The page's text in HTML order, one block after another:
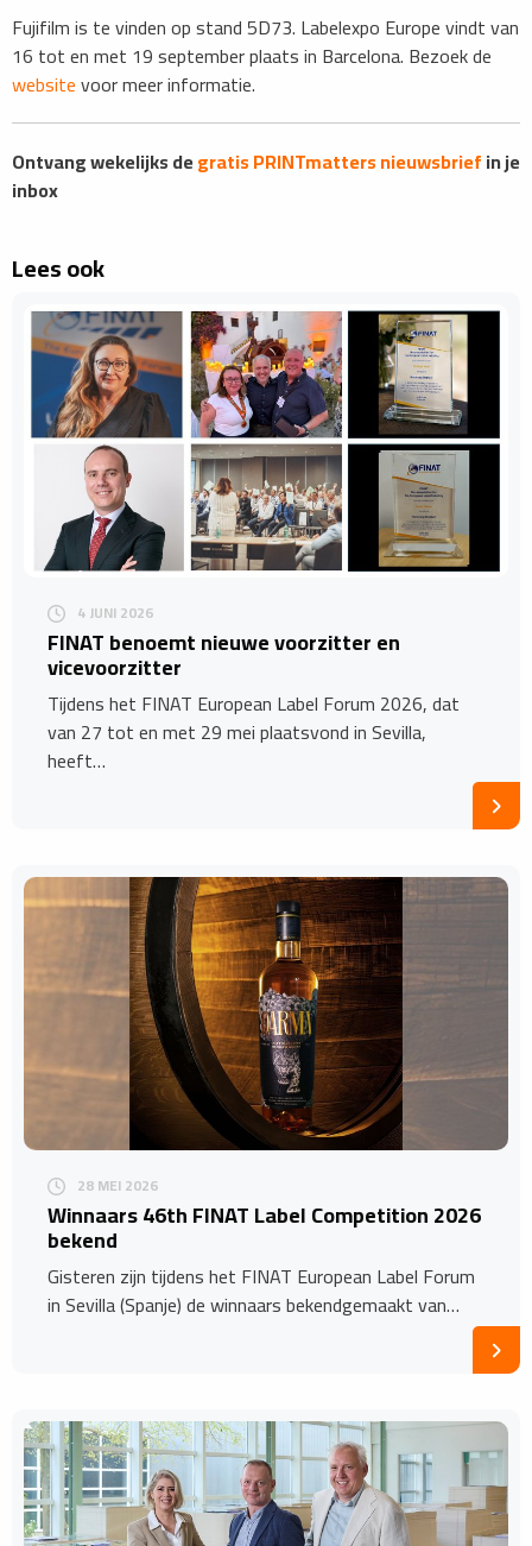
Fujifilm is te vinden op stand 5D73. Labelexpo Europe vindt van
16 tot en met 19 september plaats in Barcelona. Bezoek de
websitevoor meer informatie.
Ontvang wekelijks degratis PRINTmatters nieuwsbriefin je
inbox
Lees ook
4 JUNI 2026
FINAT benoemt nieuwe voorzitter en
vicevoorzitter
Tijdens het FINAT European Label Forum 2026, dat
van 27 tot en met 29 mei plaatsvond in Sevilla,
heeft…
28 MEI 2026
Winnaars 46th FINAT Label Competition 2026
bekend
Gisteren zijn tijdens het FINAT European Label Forum
in Sevilla (Spanje) de winnaars bekendgemaakt van…